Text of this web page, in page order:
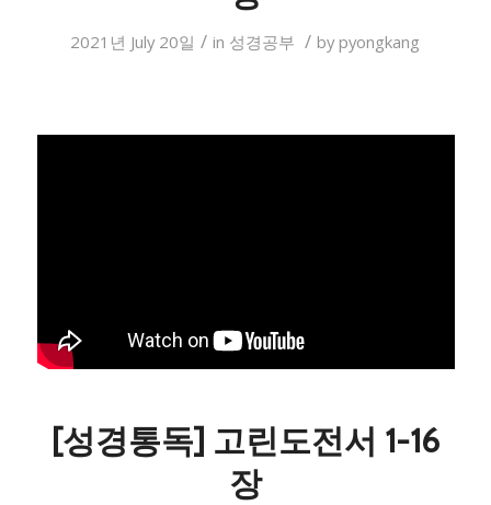
2021년 July 20일 / in 성경공부 / bypyongkang
[성경통독] 고린도전서 1-16
장